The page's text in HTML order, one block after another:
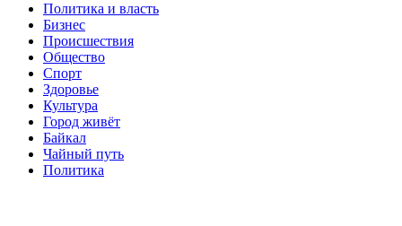
Политика и власть
Бизнес
Происшествия
Общество
Cпорт
Здоровье
Культура
Город живёт
Байкал
Чайный путь
Политика